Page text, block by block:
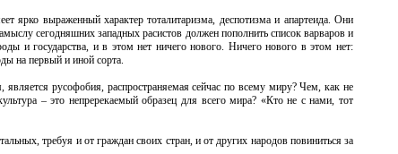
ярко выраженный характер тоталитаризма, деспотизма и апартеида. Они
сегодняшних западных расистов должен пополнить список варваров и
и государства, и в этом нет ничего нового. Ничего нового в этом нет:
на первый и иной сорта.
русофобия, распространяемая сейчас по всему миру? Чем, как не
– это непререкаемый образец для всего мира? «Кто не с нами, тот
требуя и от граждан своих стран, и от других народов повиниться за